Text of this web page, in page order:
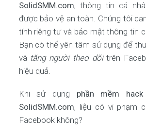
SolidSMM.com, thông tin cá
được bảo vệ an toàn. Chúng tôi
tính riêng tư và bảo mật thông tin
Bạn có thể yên tâm sử dụng để
và tăng người theo dõitrên
hiệu quả.
Khi sử dụng phần mềm
SolidSMM.com, liệu có vi phạm
Facebook không?